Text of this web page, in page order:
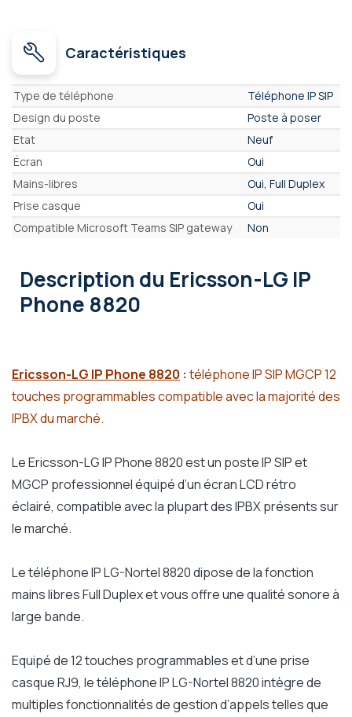
Caractéristiques
Caractéristiques
Type de téléphone
Téléphone IP SIP
Design du poste
Poste à poser
Etat
Neuf
Écran
Oui
Mains-libres
Oui, Full Duplex
Prise casque
Oui
Compatible Microsoft Teams SIP gateway
Non
Description du Ericsson-LG IP
Phone 8820
Ericsson-LG IP Phone 8820 :téléphone IP SIP MGCP 12
touches programmables compatible avec la majorité des
IPBX du marché.
Le Ericsson-LG IP Phone 8820 est un poste IP SIP et
MGCP professionnel équipé d’un écran LCD rétro
éclairé, compatible avec la plupart des IPBX présents sur
le marché.
Le téléphone IP LG-Nortel 8820 dipose de la fonction
mains libres Full Duplex et vous offre une qualité sonore à
large bande.
Equipé de 12 touches programmables et d’une prise
casque RJ9, le téléphone IP LG-Nortel 8820 intègre de
multiples fonctionnalités de gestion d’appels telles que